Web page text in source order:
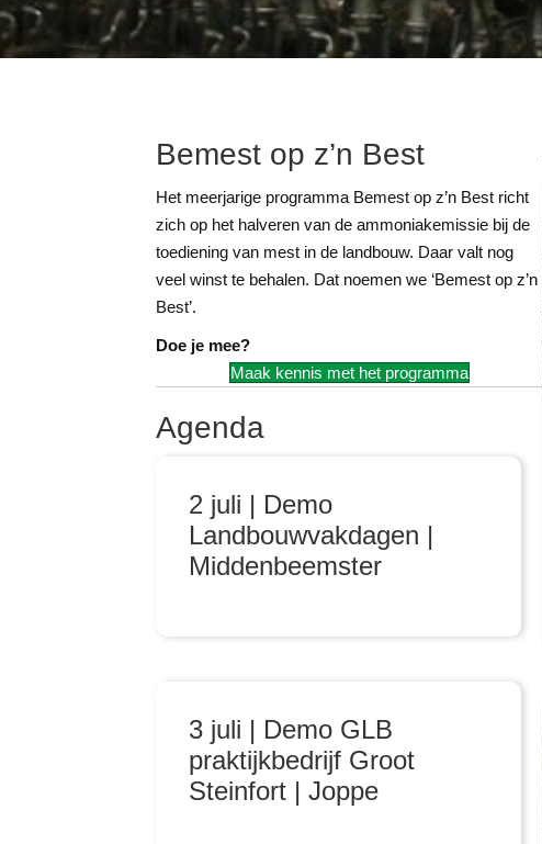
Bemest op z’n Best
Het meerjarige programma Bemest op z’n Best richt
zich op het halveren van de ammoniakemissie bij de
toediening van mest in de landbouw. Daar valt nog
veel winst te behalen. Dat noemen we ‘Bemest op z’n
Best’.
Doe je mee?
Maak kennis met het programma
Agenda
2 juli | Demo
Landbouwvakdagen |
Middenbeemster
3 juli | Demo GLB
praktijkbedrijf Groot
Steinfort | Joppe